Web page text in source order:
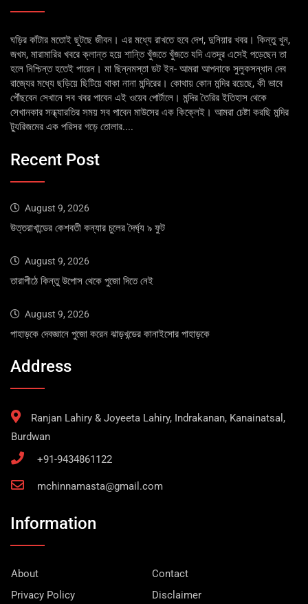
ঘড়ির কাঁটার মতোই ছুটছে জীবন। এর মধ্যে রাখতে হবে দেশ, দুনিয়ার খবর। কিন্তু খুন,
জখম, মারামারির খবরে ক্লান্ত হয়ে শান্তি খুঁজতে খুঁজতে যদি এতদূর এসেই পড়েছেন তা
হলে নিশ্চিন্ত হতেই পারেন। মা ছিন্নমস্তা ডট ইন- আমরা আপনাকে সুলুকসন্ধান দেব
রাজ্যের মধ্যে ছড়িয়ে ছিটিয়ে থাকা নানা মন্দিরের। কোথায় কোন মন্দির রয়েছে, কী ভাবে
পৌঁছবেন সেখানে সব খবর পাবেন এই ওয়েব পোর্টালে। মন্দির তৈরির ইতিহাস থেকে
সেখানকার সন্ধ্যারতির সময় সব পাবেন মাউসের এক কিক্লেই। আমরা চেষ্টা করছি মন্দির
ট্যুরিজমের এক পরিসর গড়ে তোলার....
Recent Post
August 9, 2026
উত্তরাখান্ডের কেশবতী কন্যার চুলের দৈর্ঘ্য ৯ ফুট
August 9, 2026
তারাপীঠে কিন্তু উপোস থেকে পুজো দিতে নেই
August 9, 2026
পাহাড়কে দেবজ্ঞানে পুজো করেন ঝাড়খন্ডের কানাইসোর পাহাড়কে
Address
Ranjan Lahiry & Joyeeta Lahiry, Indrakanan, Kanainatsal,
Burdwan
+91-9434861122
mchinnamasta@gmail.com
Information
About
Contact
Privacy Policy
Disclaimer